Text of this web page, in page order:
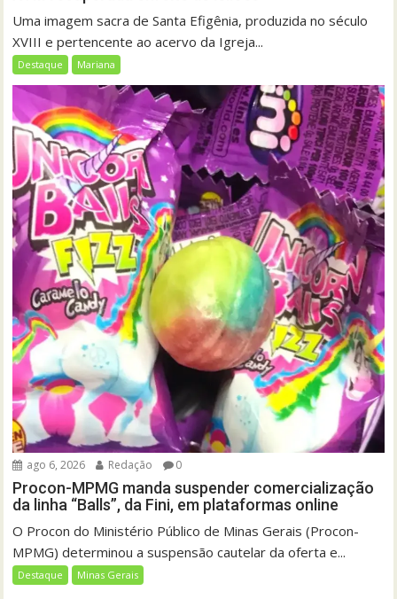
Uma imagem sacra de Santa Efigênia, produzida no século
XVIII e pertencente ao acervo da Igreja...
Destaque Mariana
ago 6, 2026 Redação 0
Procon-MPMG manda suspender comercialização
da linha “Balls”, da Fini, em plataformas online
O Procon do Ministério Público de Minas Gerais (Procon-
MPMG) determinou a suspensão cautelar da oferta e...
Destaque Minas Gerais